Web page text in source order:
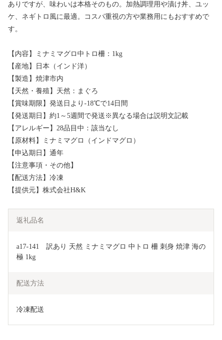
ありですが、味わいは本格そのもの。加熱調理用や漬け丼、ユッ
ケ、ネギトロ風に最適。コスパ重視の方や業務用にもおすすめで
す。
【内容】ミナミマグロ中トロ柵：1kg
【産地】日本（インド洋）
【製造】焼津市内
【天然・養殖】天然：まぐろ
【賞味期限】発送日より-18℃で14日間
【発送期日】約1～5週間で発送※異なる場合は説明文記載
【アレルギー】28品目中：該当なし
【原材料】ミナミマグロ（インドマグロ）
【申込期日】通年
【注意事項・その他】
【配送方法】冷凍
【提供元】株式会社H&K
返礼品名
a17-141　訳あり 天然 ミナミマグロ 中トロ 柵 刺身 焼津 海の
極 1kg
配送方法
冷凍配送